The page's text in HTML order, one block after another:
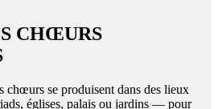
CHŒURS
chœurs se produisent dans des lieux
églises, palais ou jardins — pour